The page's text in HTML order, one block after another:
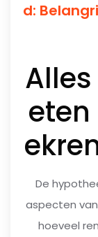
d:
De
aspecten
hoeveel